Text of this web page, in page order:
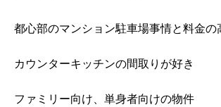
都心部のマンション駐車場事情と料金の
カウンターキッチンの間取りが好き
ファミリー向け、単身者向けの物件